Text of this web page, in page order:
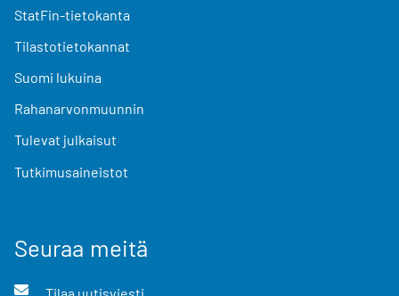
StatFin-tietokanta
Tilastotietokannat
Suomi lukuina
Rahanarvonmuunnin
Tulevat julkaisut
Tutkimusaineistot
Seuraa meitä